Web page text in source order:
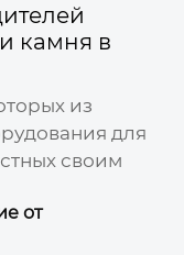
камня в
из
для
своим
от